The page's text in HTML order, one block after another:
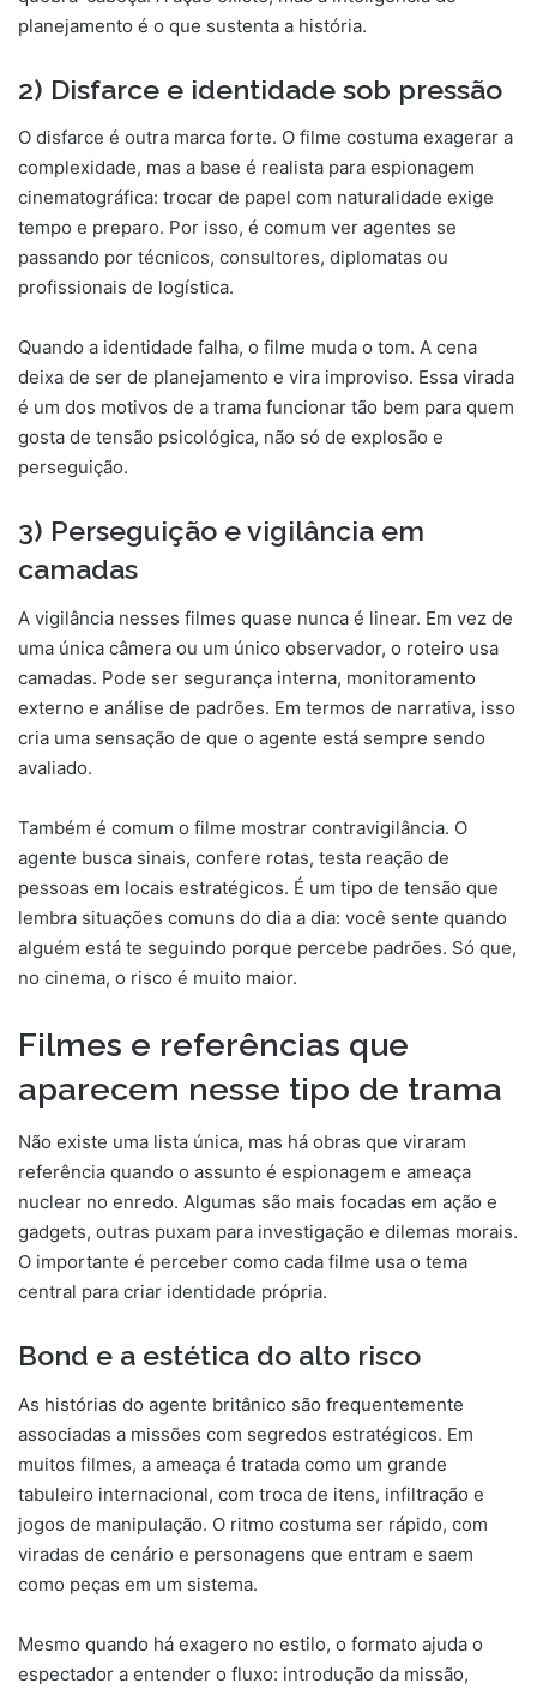
planejamento é o que sustenta a história.
2) Disfarce e identidade sob pressão
O disfarce é outra marca forte. O filme costuma exagerar a
complexidade, mas a base é realista para espionagem
cinematográfica: trocar de papel com naturalidade exige
tempo e preparo. Por isso, é comum ver agentes se
passando por técnicos, consultores, diplomatas ou
profissionais de logística.
Quando a identidade falha, o filme muda o tom. A cena
deixa de ser de planejamento e vira improviso. Essa virada
é um dos motivos de a trama funcionar tão bem para quem
gosta de tensão psicológica, não só de explosão e
perseguição.
3) Perseguição e vigilância em
camadas
A vigilância nesses filmes quase nunca é linear. Em vez de
uma única câmera ou um único observador, o roteiro usa
camadas. Pode ser segurança interna, monitoramento
externo e análise de padrões. Em termos de narrativa, isso
cria uma sensação de que o agente está sempre sendo
avaliado.
Também é comum o filme mostrar contravigilância. O
agente busca sinais, confere rotas, testa reação de
pessoas em locais estratégicos. É um tipo de tensão que
lembra situações comuns do dia a dia: você sente quando
alguém está te seguindo porque percebe padrões. Só que,
no cinema, o risco é muito maior.
Filmes e referências que
aparecem nesse tipo de trama
Não existe uma lista única, mas há obras que viraram
referência quando o assunto é espionagem e ameaça
nuclear no enredo. Algumas são mais focadas em ação e
gadgets, outras puxam para investigação e dilemas morais.
O importante é perceber como cada filme usa o tema
central para criar identidade própria.
Bond e a estética do alto risco
As histórias do agente britânico são frequentemente
associadas a missões com segredos estratégicos. Em
muitos filmes, a ameaça é tratada como um grande
tabuleiro internacional, com troca de itens, infiltração e
jogos de manipulação. O ritmo costuma ser rápido, com
viradas de cenário e personagens que entram e saem
como peças em um sistema.
Mesmo quando há exagero no estilo, o formato ajuda o
espectador a entender o fluxo: introdução da missão,